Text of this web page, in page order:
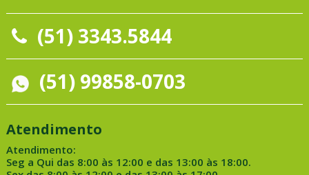
(51) 3343.5844
(51) 99858-0703
Atendimento
Atendimento:
Seg a Qui das 8:00 às 12:00 e das 13:00 às 18:00.